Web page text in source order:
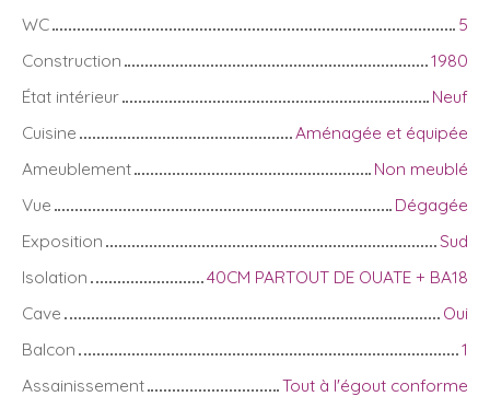
WC
5
Construction
1980
État intérieur
Neuf
Cuisine
Aménagée et équipée
Ameublement
Non meublé
Vue
Dégagée
Exposition
Sud
Isolation
40CM PARTOUT DE OUATE + BA18
Cave
Oui
Balcon
1
Assainissement
Tout à l'égout conforme